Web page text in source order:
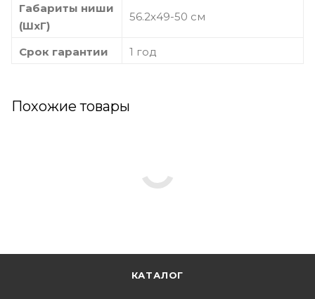
Габариты ниши
(ШхГ)
56.2х49-50 см
Срок гарантии 1 год
Похожие товары
КАТАЛОГ